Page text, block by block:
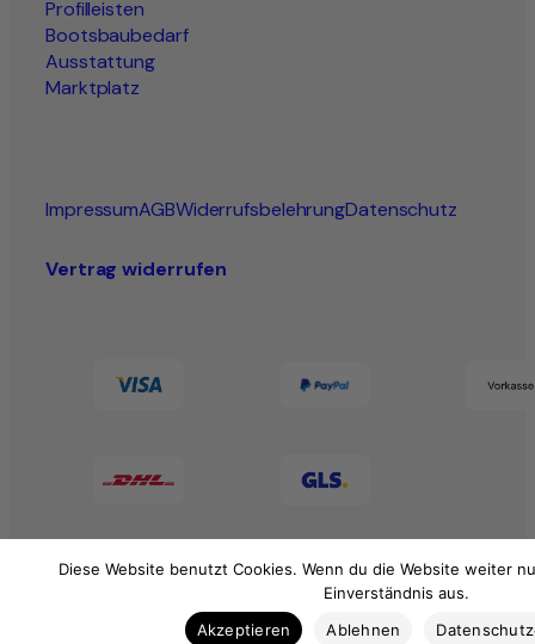
Profilleisten
Bootsbaubedarf
Ausstattung
Marktplatz
ImpressumAGBWiderrufsbelehrungDatenschutz
Vertrag widerrufen
Diese Website benutzt Cookies. Wenn du die Website weiter
Einverständnis aus.
Akzeptieren
Ablehnen